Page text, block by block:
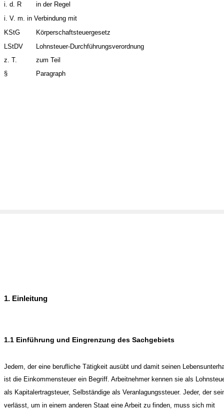
i. d. R
in der Regel
i. V. m. in Verbindung mit
KStG
Körperschaftsteuergesetz
LStDV
Lohnsteuer-Durchführungsverordnung
z. T.
zum Teil
§
Paragraph
1. Einleitung
1.1 Einführung und Eingrenzung des Sachgebiets
Jedem, der eine berufliche Tätigkeit ausübt und damit seinen
ist die Einkommensteuer ein Begriff. Arbeitnehmer kennen sie als
als Kapitalertragsteuer, Selbständige als Veranlagungssteuer. Jeder, der
verlässt, um in einem anderen Staat eine Arbeit zu finden, muss sich mit